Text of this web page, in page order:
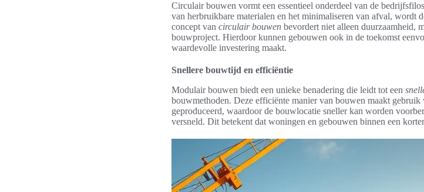
Circulair bouwen vormt een essentieel onderdeel van de
van herbruikbare materialen en het minimaliseren van afval,
concept van circulair bouwen bevordert niet alleen duurzaamheid,
bouwproject. Hierdoor kunnen gebouwen ook in de toekomst
waardevolle investering maakt.
Snellere bouwtijd en efficiëntie
Modulair bouwen biedt een unieke benadering die leidt tot een
bouwmethoden. Deze efficiënte manier van bouwen maakt gebruik
geproduceerd, waardoor de bouwlocatie sneller kan worden
versneld. Dit betekent dat woningen en gebouwen binnen een